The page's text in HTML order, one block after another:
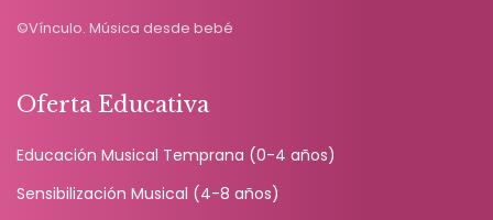
©Vínculo. Música desde bebé
Oferta Educativa
Educación Musical Temprana (0-4 años)
Sensibilización Musical (4-8 años)